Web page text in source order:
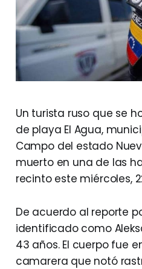
Un turista ruso que se
de playa El Agua,
Campo del estado
muerto en una de las
recinto este miércoles,
De acuerdo al reporte
identificado como
43 años. El cuerpo fue
camarera que notó